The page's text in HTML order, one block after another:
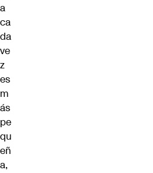
a
ca
da
ve
z
es
m
ás
pe
qu
eñ
a,